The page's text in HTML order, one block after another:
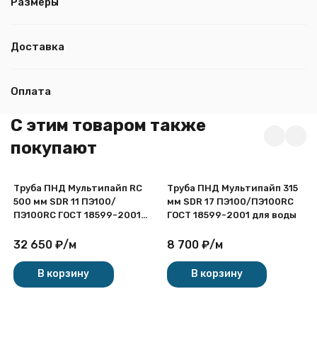
Доставка
Оплата
C этим товаром также
покупают
Труба ПНД Мультипайп RC
500 мм SDR 11 ПЭ100/
ПЭ100RC ГОСТ 18599-2001
32 650 ₽/м
В корзину
Труба ПНД Мультипайп 315
мм SDR 17 ПЭ100/ПЭ100RC
ГОСТ 18599-2001 для воды
8 700 ₽/м
В корзину